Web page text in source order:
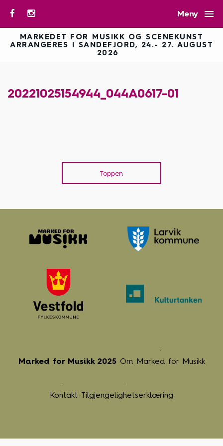
Meny 
MARKEDET FOR MUSIKK OG SCENEKUNST
ARRANGERES I SANDEFJORD, 24.- 27. AUGUST
2026
20221025154944_044A0617-01
Toppen
Marked for Musikk 2025 Om Marked for Musikk
Kontakt Tilgjengelighetserklæring